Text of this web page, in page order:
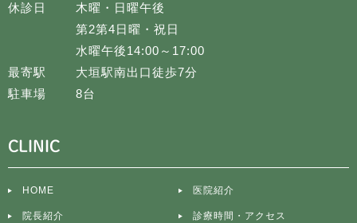
休診日
木曜・日曜午後
第2第4日曜・祝日
水曜午後14:00～17:00
最寄駅
大垣駅南出口徒歩7分
駐車場
8台
CLINIC
HOME 医院紹介
院長紹介 診療時間・アクセス